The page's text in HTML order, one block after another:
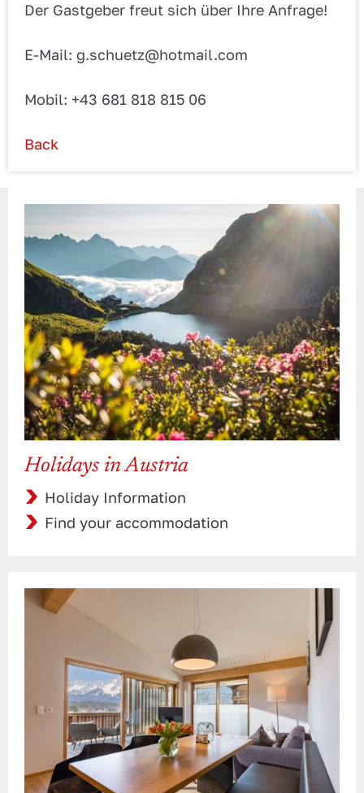
Der Gastgeber freut sich über Ihre Anfrage!
E-Mail: g.schuetz@hotmail.com
Mobil: +43 681 818 815 06
Back
Holidays in Austria
Holiday Information
Find your accommodation